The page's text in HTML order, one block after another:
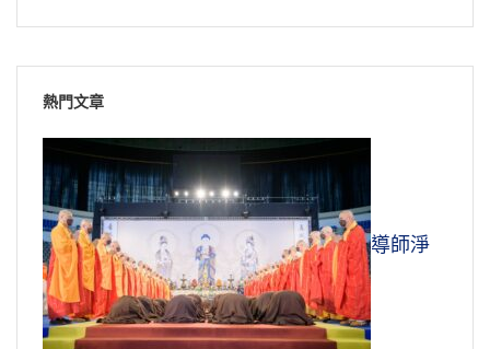
熱門文章
導師淨